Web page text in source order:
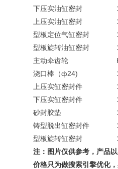
下压实油缸密封
上压实油缸密封
型板定位气缸密封
型板旋转油缸密封
主动伞齿轮
浇口棒（ф24)
上压实缸密封件
下压实缸密封件
砂封胶垫
铸型脱出缸密封件
型板旋转缸密封
注：图片仅供参考，产品
价格只为做搜索引擎优化